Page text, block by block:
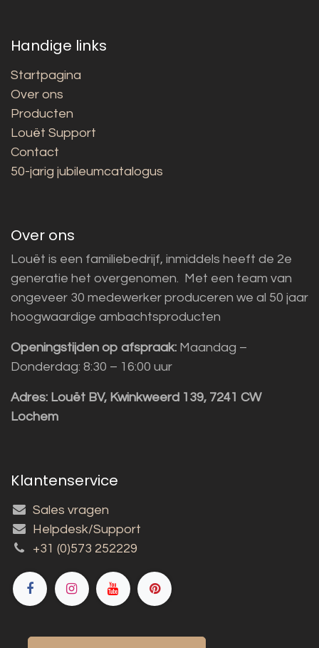
Handige links
Startpagina
Over ons
Producten
Louët Support
Contact
50-jarig jubileumcatalogus
Over ons
Louët is een familiebedrijf, inmiddels heeft de 2e
generatie het overgenomen. Met een team van
ongeveer 30 medewerker produceren we al 50 jaar
hoogwaardige ambachtsproducten
Openingstijden op afspraak: Maandag –
Donderdag: 8:30 – 16:00 uur
Adres: Louët BV, Kwinkweerd 139, 7241 CW
Lochem
Klantenservice
Sales vragen
Helpdesk/Support
+31 (0)573 252229